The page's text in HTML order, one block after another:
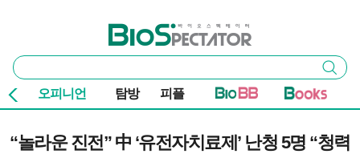
바이오스펙테이터
통
합
검
색
검색
오피니언 탐방 피플
“놀라운 진전” 中 ‘유전자치료제’ 난청 5명 “청력